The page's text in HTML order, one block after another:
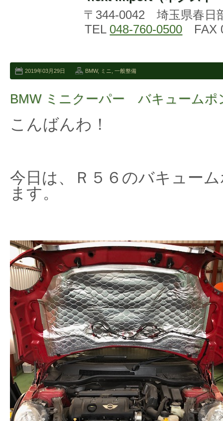
〒344-0042 埼玉県春日
TEL 048-760-0500 FAX
2019年03月29日 BMW, ミニ 一般整備
BMW ミニクーパー バキューム
こんばんわ！
今日は、Ｒ５６のバキュー
ます。